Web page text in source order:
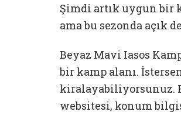
Şimdi artık uygun bir
ama bu sezonda açık
Beyaz Mavi Iasos
bir kamp alanı.
kiralayabiliyorsunuz.
websitesi, konum